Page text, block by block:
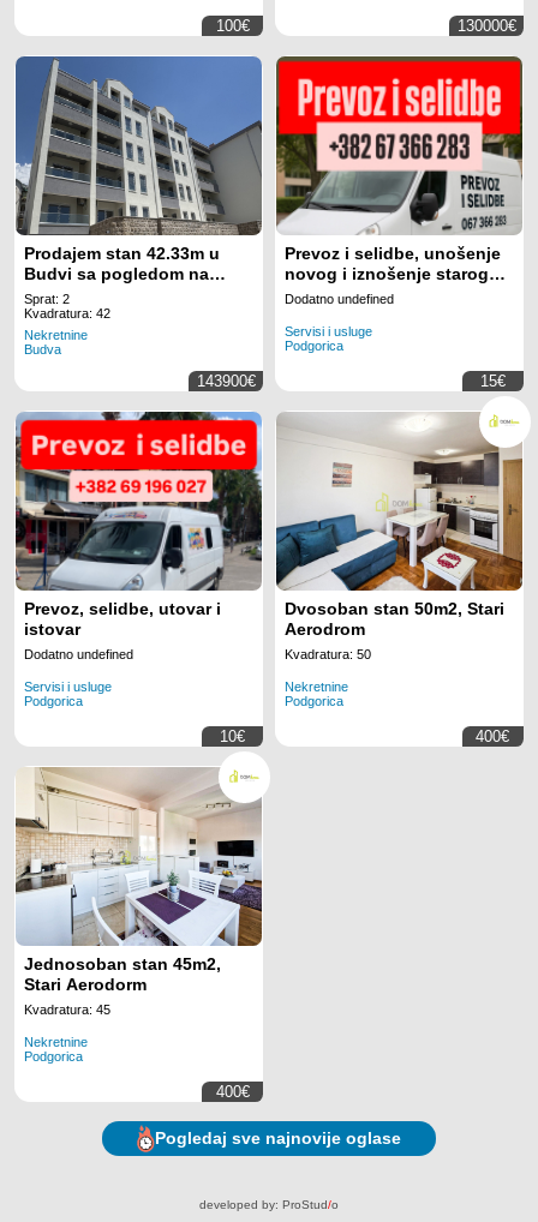
100€ 130000€
Prodajem stan 42.33m u
Budvi sa pogledom na
more
Sprat: 2
Kvadratura: 42
Nekretnine
Budva
143900€
Prevoz i selidbe, unošenje
novog i iznošenje starog
namještaja
Dodatno undefined
Servisi i usluge
Podgorica
15€
Prevoz, selidbe, utovar i
istovar
Dodatno undefined
Servisi i usluge
Podgorica
10€
Dvosoban stan 50m2, Stari
Aerodrom
Kvadratura: 50
Nekretnine
Podgorica
400€
Jednosoban stan 45m2,
Stari Aerodorm
Kvadratura: 45
Nekretnine
Podgorica
400€
Pogledaj sve najnovije oglase
developed by: ProStud/o